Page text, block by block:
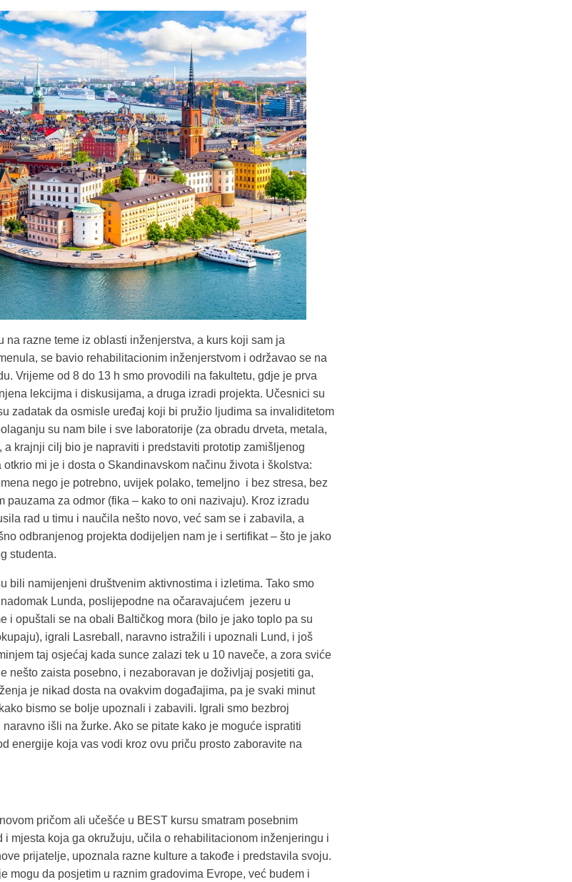
na razne teme iz oblasti inženjerstva, a kurs koji sam ja
se bavio rehabilitacionim inženjerstvom i održavao se na
Vrijeme od 8 do 13 h smo provodili na fakultetu, gdje je prva
lekcijma i diskusijama, a druga izradi projekta. Učesnici su
zadatak da osmisle uređaj koji bi pružio ljudima sa invaliditetom
su nam bile i sve laboratorije (za obradu drveta, metala,
a krajnji cilj bio je napraviti i predstaviti prototip zamišljenog
mi je i dosta o Skandinavskom načinu života i školstva:
nego je potrebno, uvijek polako, temeljno i bez stresa, bez
pauzama za odmor (fika – kako to oni nazivaju). Kroz izradu
rad u timu i naučila nešto novo, već sam se i zabavila, a
odbranjenog projekta dodijeljen nam je i sertifikat – što je jako
studenta.
bili namijenjeni društvenim aktivnostima i izletima. Tako smo
Lunda, poslijepodne na očaravajućem jezeru u
i opuštali se na obali Baltičkog mora (bilo je jako toplo pa su
igrali Lasreball, naravno istražili i upoznali Lund, i još
taj osjećaj kada sunce zalazi tek u 10 naveče, a zora sviće
nešto zaista posebno, i nezaboravan je doživljaj posjetiti ga,
je nikad dosta na ovakvim događajima, pa je svaki minut
bismo se bolje upoznali i zabavili. Igrali smo bezbroj
išli na žurke. Ako se pitate kako je moguće ispratiti
energije koja vas vodi kroz ovu priču prosto zaboravite na
pričom ali učešće u BEST kursu smatram posebnim
i mjesta koja ga okružuju, učila o rehabilitacionom inženjeringu i
prijatelje, upoznala razne kulture a takođe i predstavila svoju.
mogu da posjetim u raznim gradovima Evrope, već budem i